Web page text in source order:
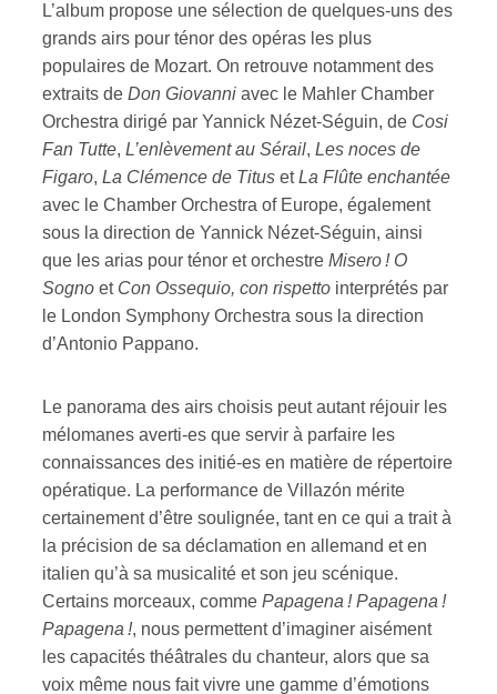
L’album propose une sélection de quelques-uns des
grands airs pour ténor des opéras les plus
populaires de Mozart. On retrouve notamment des
extraits de Don Giovanni avec le Mahler Chamber
Orchestra dirigé par Yannick Nézet-Séguin, de Cosi
Fan Tutte, L’enlèvement au Sérail, Les noces de
Figaro, La Clémence de Titus etLa Flûte enchantée
avec le Chamber Orchestra of Europe, également
sous la direction de Yannick Nézet-Séguin, ainsi
que les arias pour ténor et orchestre Misero ! O
Sogno et Con Ossequio, con rispetto interprétés par
le London Symphony Orchestra sous la direction
d’Antonio Pappano.
Le panorama des airs choisis peut autant réjouir les
mélomanes averti-es que servir à parfaire les
connaissances des initié-es en matière de répertoire
opératique. La performance de Villazón mérite
certainement d’être soulignée, tant en ce qui a trait à
la précision de sa déclamation en allemand et en
italien qu’à sa musicalité et son jeu scénique.
Certains morceaux, comme Papagena ! Papagena !
Papagena !, nous permettent d’imaginer aisément
les capacités théâtrales du chanteur, alors que sa
voix même nous fait vivre une gamme d’émotions